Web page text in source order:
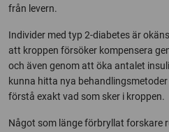
från levern.
Individer med typ 2-diabetes är
att kroppen försöker kompensera
och även genom att öka antalet
kunna hitta nya
förstå exakt vad som sker i kroppen.
Något som länge förbryllat forskare